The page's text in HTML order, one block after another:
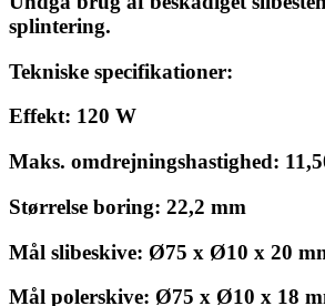
splintering.
Tekniske specifikationer:
Effekt: 120 W
Maks. omdrejningshastighed:
Størrelse boring: 22,2 mm
Mål slibeskive: Ø75 x Ø10 x 20
Mål polerskive: Ø75 x Ø10 x 18